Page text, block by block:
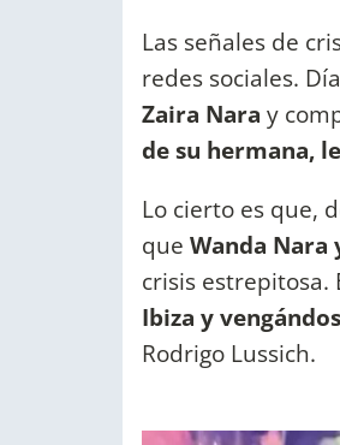
Las señales de
redes sociales.
Zaira Nara y
de su hermana,
Lo cierto es que,
que Wanda Nara
crisis estrepitosa.
Ibiza y
Rodrigo Lussich.